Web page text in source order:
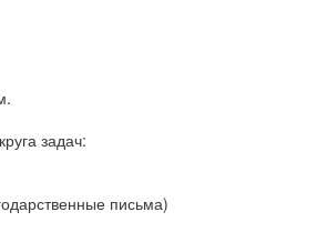
задач:
письма)